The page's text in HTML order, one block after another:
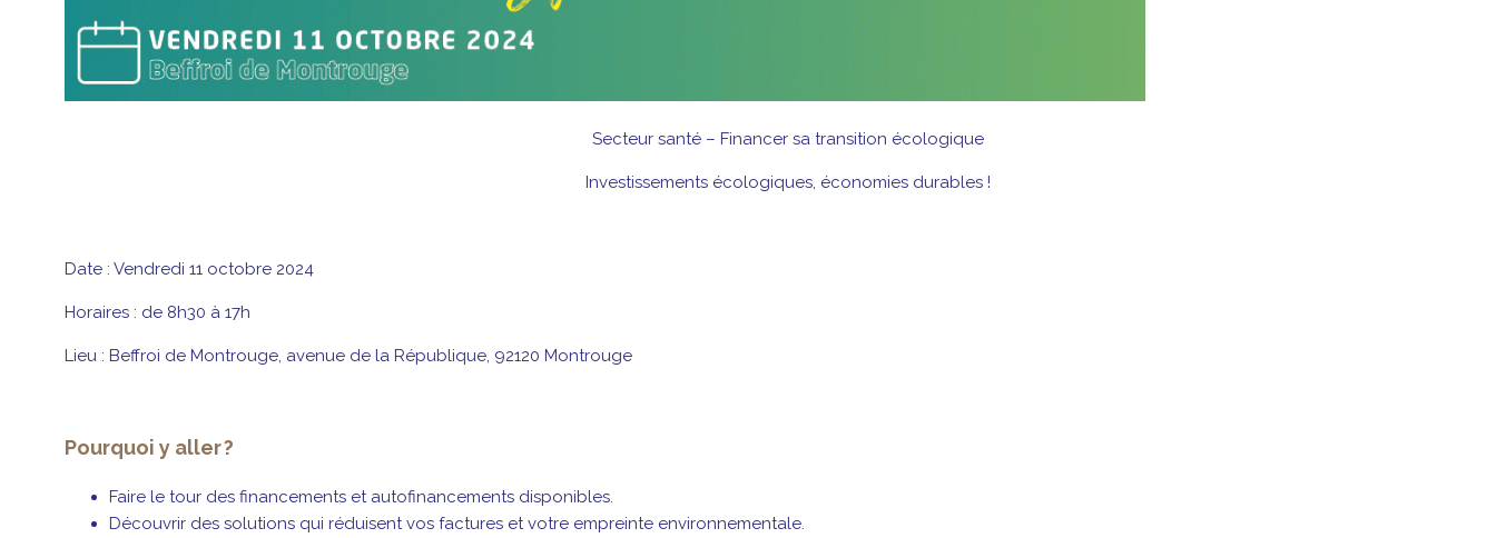
Secteur santé – Financer sa transition écologique
Investissements écologiques, économies durables !
Date : Vendredi 11 octobre 2024
Horaires : de 8h30 à 17h
Lieu : Beffroi de Montrouge, avenue de la République, 92120 Montrouge
Pourquoi y aller ?
Faire le tour des financements et autofinancements disponibles.
Découvrir des solutions qui réduisent vos factures et votre empreinte environnementale.